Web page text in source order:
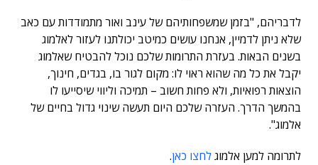
לדבריהם, "בזמן שמשפחותיהם של עינב ואור מתמודדות עם כאב
שלא ניתן לדמיין, אנחנו עושים כמיטב יכולתנו לעזור לאלמוג
בשנים הבאות. בעזרת התרומות שלכם נוכל להבטיח שאלמוג
יקבל את כל מה שהוא ראוי לו: מקום לגור בו, בגדים, חינוך,
הוצאות רפואיות, ולא פחות חשוב – תמיכה וליווי שיסייעו לו
בהמשך הדרך. העזרה שלכם היום תעשה שינוי גדול בחיים של
אלמוג".
לתרומה למען אלמוגלחצו כאן.